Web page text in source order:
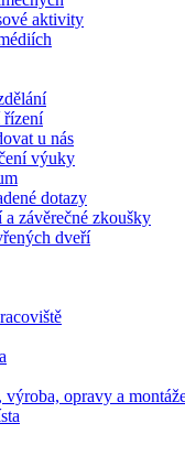
aktivity
řízení
u nás
výuky
dotazy
závěrečné zkoušky
dveří
výroba, opravy a